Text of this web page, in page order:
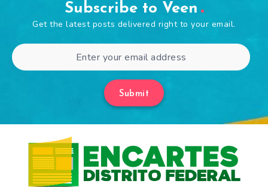
Subscribe to Veen
Get the latest posts delivered right to your email.
Submit